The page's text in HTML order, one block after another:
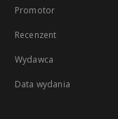
Promotor
Recenzent
Wydawca
Data wydania